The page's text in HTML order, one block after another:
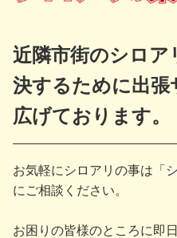
近隣市街のシロ
決するために出張
広げております。
お気軽にシロアリの事は 「
にご相談ください。
お困りの皆様のところに即